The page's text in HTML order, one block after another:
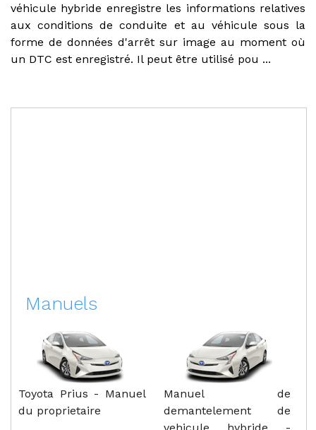
véhicule hybride enregistre les informations relatives
aux conditions de conduite et au véhicule sous la
forme de données d'arrêt sur image au moment où
un DTC est enregistré. Il peut être utilisé pou ...
Manuels
Toyota Prius - Manuel
du proprietaire
Manuel de
demantelement de